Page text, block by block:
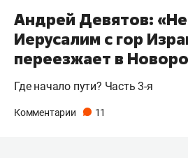
Андрей Девятов:
Иерусалим с гор
переезжает в
Где начало пути? Часть 3-я
Комментарии 11